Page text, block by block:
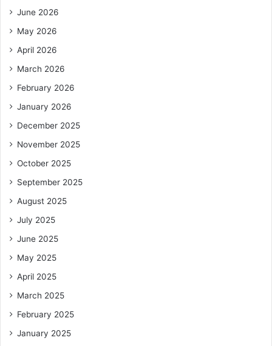
June 2026
May 2026
April 2026
March 2026
February 2026
January 2026
December 2025
November 2025
October 2025
September 2025
August 2025
July 2025
June 2025
May 2025
April 2025
March 2025
February 2025
January 2025